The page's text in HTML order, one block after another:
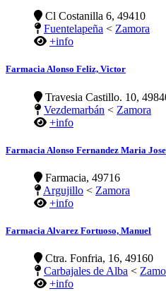
Cl Costanilla 6, 49410
Fuentelapeña < Zamora
+info
Farmacia Alonso Feliz, Victor
Travesia Castillo. 10,
Vezdemarbán < Zamora
+info
Farmacia Alonso Fernandez Maria Jose
Farmacia, 49716
Argujillo < Zamora
+info
Farmacia Alvarez Fortuoso, Manuel
Ctra. Fonfria, 16, 49160
Carbajales de Alba <
+info